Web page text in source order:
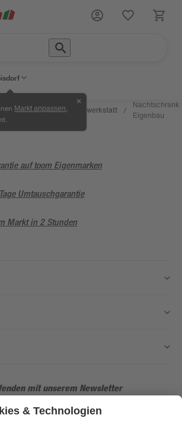
Markt anpassen
✕
Ratgeber
/ Kreativwerkstatt /
Nachtschrank
Eigenbau
auf toom Eigenmarken
Umtauschgarantie
Markt in 2 Stunden
mit unserem Newsletter
Angebote und Aktionen mehr verpassen!